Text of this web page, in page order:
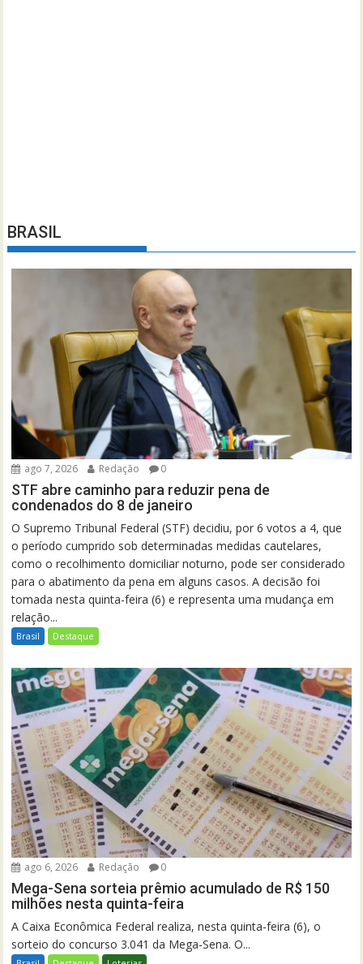
BRASIL
ago 7, 2026 Redação 0
STF abre caminho para reduzir pena de
condenados do 8 de janeiro
O Supremo Tribunal Federal (STF) decidiu, por 6 votos a 4, que
o período cumprido sob determinadas medidas cautelares,
como o recolhimento domiciliar noturno, pode ser considerado
para o abatimento da pena em alguns casos. A decisão foi
tomada nesta quinta-feira (6) e representa uma mudança em
relação...
Brasil Destaque
ago 6, 2026 Redação 0
Mega-Sena sorteia prêmio acumulado de R$ 150
milhões nesta quinta-feira
A Caixa Econômica Federal realiza, nesta quinta-feira (6), o
sorteio do concurso 3.041 da Mega-Sena. O...